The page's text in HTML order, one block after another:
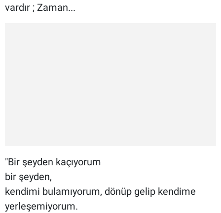
vardır ; Zaman...
"Bir şeyden kaçıyorum
bir şeyden,
kendimi bulamıyorum, dönüp gelip kendime
yerleşemiyorum.